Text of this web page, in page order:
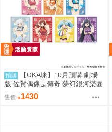
預購
【OKA咪】10月預購 劇場
版 佐賀偶像是傳奇 夢幻銀河樂園
｜壓克力卡片 02/全套組(全7種)
旗袍泳裝ver.
售價 1430